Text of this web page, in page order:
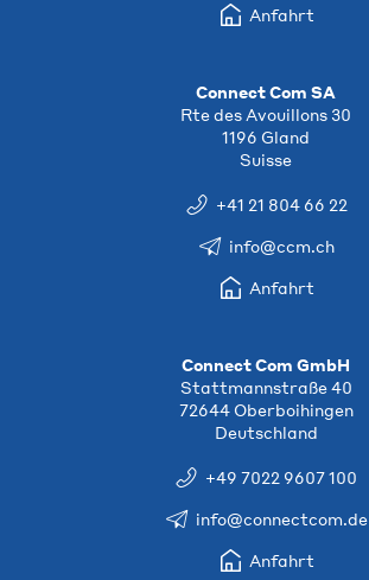
Anfahrt
Connect Com SA
Rte des Avouillons 30
1196 Gland
Suisse
+41 21 804 66 22
info@ccm.ch
Anfahrt
Connect Com GmbH
Stattmannstraße 40
72644 Oberboihingen
Deutschland
+49 7022 9607 100
info@connectcom.de
Anfahrt